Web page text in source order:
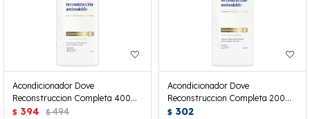
Acondicionador Dove
Reconstruccion Completa 400
Ml.
$ 394 $ 494
Acondicionador Dove
Reconstruccion Completa 200
Ml.
$ 302